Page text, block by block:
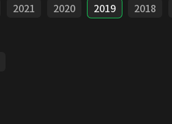
2021 2020 2019 2018